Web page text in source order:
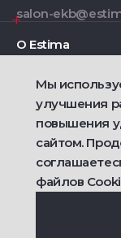
salon-
О Estima
Дизайнерам
Фирменные
2021 — 2026 ©
Политика
Мы
улучшения
повышения
сайтом.
файлов